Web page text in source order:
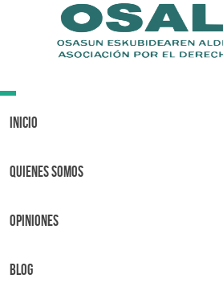
Toggle
Inicio
Quienes Somos
OPINIONES
BLOG